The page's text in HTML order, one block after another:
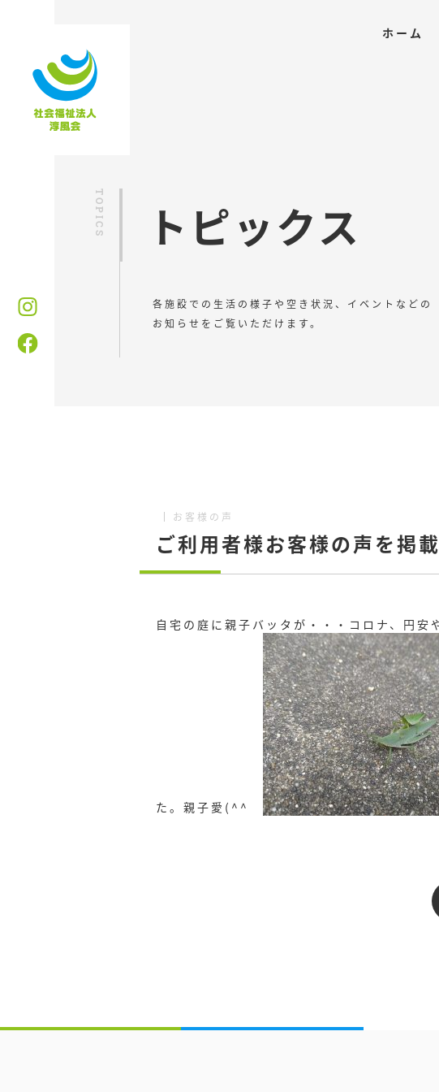
ホーム
トピックス
各施設での生活の様子や空き状況、イベントなどの
お知らせをご覧いただけます。
お客様の声
ご利用者様お客様の声
自宅の庭に親子バッタが・・・コロナ、円
た。親子愛(^^